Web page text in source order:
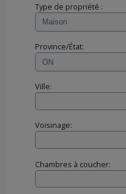
Type de propriété :
Province/État:
Ville:
Voisinage:
Chambres à coucher: